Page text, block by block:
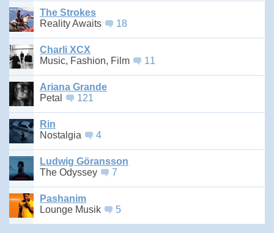
The Strokes
Reality Awaits
18
Charli XCX
Music, Fashion, Film
11
Ariana Grande
Petal
121
Rin
Nostalgia
4
Ludwig Göransson
The Odyssey
7
Pashanim
Lounge Musik
5